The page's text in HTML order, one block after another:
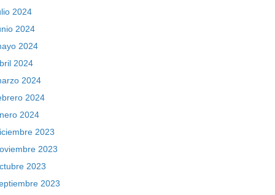
2024
2024
2024
2024
2024
2024
2024
2023
2023
2023
2023